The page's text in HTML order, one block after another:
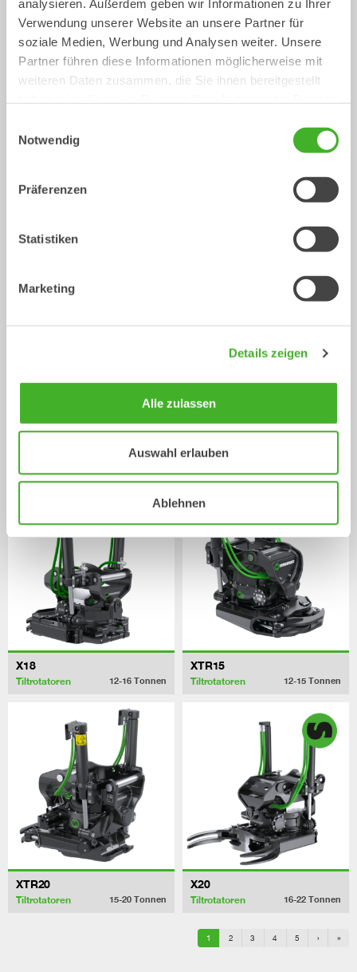
analysieren. Außerdem geben wir Informationen zu Ihrer
Verwendung unserer Website an unsere Partner für
soziale Medien, Werbung und Analysen weiter. Unsere
Partner führen diese Informationen möglicherweise mit
weiteren Daten zusammen, die Sie ihnen bereitgestellt
Notwendig
Präferenzen
Statistiken
Marketing
Details zeigen
Alle zulassen
Auswahl erlauben
Ablehnen
XTR7
Tiltrotatoren 4-7 Tonnen
X07
Tiltrotatoren 5-7
Tiltrotatoren 7-12 Tonnen
XTR13
X18
Tiltrotatoren 12-16 Tonnen
XTR15
Tiltrotatoren 12-15 Tonnen
XTR20
Tiltrotatoren 15-20 Tonnen
X20
Tiltrotatoren 16-22 Tonnen
1 2 3 4 5 › »